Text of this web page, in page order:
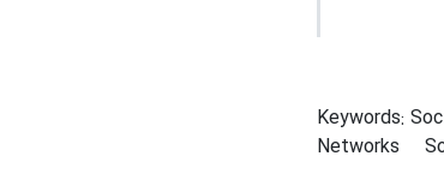
Keywords:
Networks